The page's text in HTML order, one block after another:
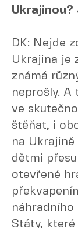
Ukrajinou?
DK: Nejde
Ukrajina je
známá
neprošly. A
ve
štěňat, i
na Ukrajině
dětmi
otevřené
Státy,